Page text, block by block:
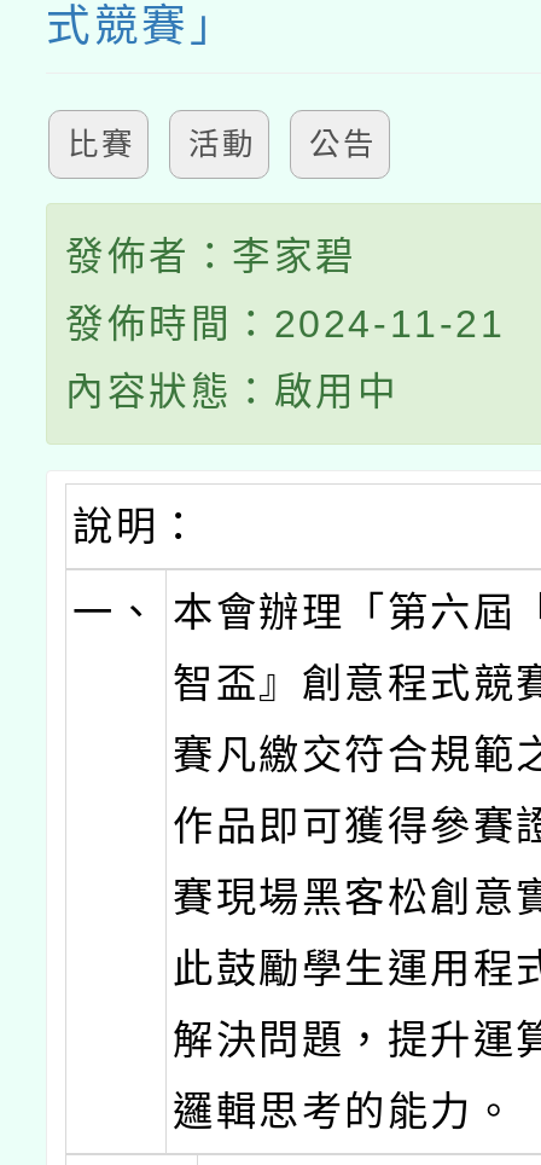
式競賽」
比賽 活動 公告
發佈者：李家碧
發佈時間：2024-11-21
內容狀態：啟用中
說明：
一、
本會辦理「第六屆
智盃』創意程式競
賽凡繳交符合規範
作品即可獲得參賽
賽現場黑客松創意
此鼓勵學生運用程
解決問題，提升運
邏輯思考的能力。